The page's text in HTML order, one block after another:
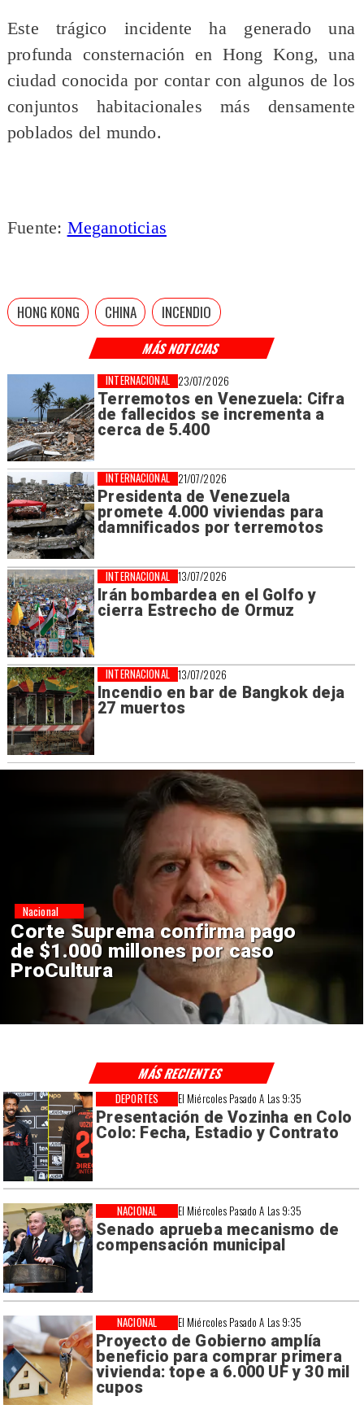
MÁS NOTICIAS
23/07/2026
Terremotos en Venezuela: Cifra
de fallecidos se incrementa a
cerca de 5.400
INTERNACIONAL
21/07/2026
Presidenta de Venezuela
promete 4.000 viviendas para
damnificados por terremotos
INTERNACIONAL
13/07/2026
Irán bombardea en el Golfo y
cierra Estrecho de Ormuz
INTERNACIONAL
13/07/2026
Incendio en bar de Bangkok deja
27 muertos
INTERNACIONAL
Este trágico incidente ha generado una
profunda consternación en Hong Kong, una
ciudad conocida por contar con algunos de los
conjuntos habitacionales más densamente
poblados del mundo.
Fuente: Meganoticias
HONG KONG CHINA INCENDIO
Codelco suspende
construcción de Andes Norte
en El Teniente por riesgos
sísmicos
Nacional
El Miércoles Pasado A Las 9:35
Presentación de Vozinha en Colo
Colo: Fecha, Estadio y Contrato
DEPORTES
El Miércoles Pasado A Las 9:35
Senado aprueba mecanismo de
compensación municipal
NACIONAL
El Miércoles Pasado A Las 9:35
Proyecto de Gobierno amplía
beneficio para comprar primera
vivienda: tope a 6.000 UF y 30 mil
cupos
NACIONAL
MÁS RECIENTES